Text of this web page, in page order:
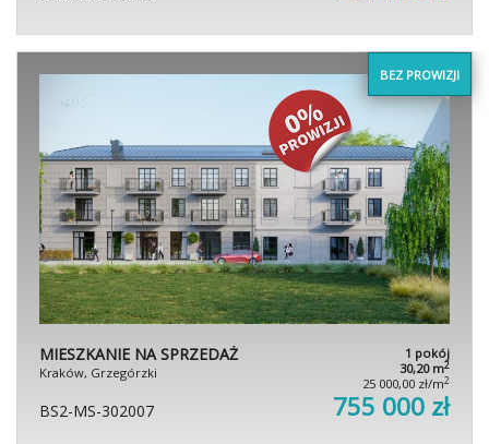
BEZ PROWIZJI
MIESZKANIE NA SPRZEDAŻ
Kraków, Grzegórzki
1 pokój
30,20 m2
25 000,00 zł/m2
BS2-MS-302007 755 000 zł